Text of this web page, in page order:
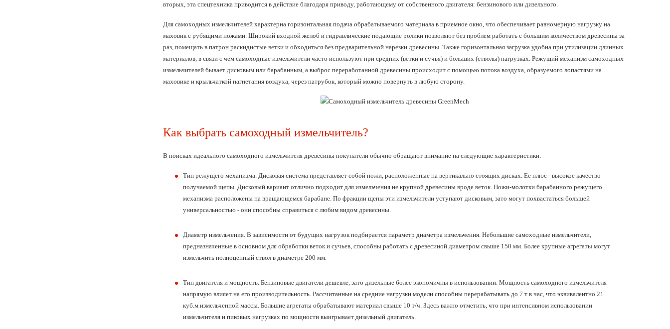
вторых, эта спецтехника приводится в действие благодаря приводу, работающему от собственного двигателя: бензинового или дизельного.
Для самоходных измельчителей характерна горизонтальная подача обрабатываемого материала в приемное окно, что обеспечивает равномерную нагрузку на
маховик с рубящими ножами. Широкий входной желоб и гидравлические подающие ролики позволяют без проблем работать с большим количеством древесины за
раз, помещать в патрон раскидистые ветки и обходиться без предварительной нарезки древесины. Также горизонтальная загрузка удобна при утилизации длинных
материалов, в связи с чем самоходные измельчители часто используют при средних (ветки и сучья) и больших (стволы) нагрузках. Режущий механизм самоходных
измельчителей бывает дисковым или барабанным, а выброс переработанной древесины происходит с помощью потока воздуха, образуемого лопастями на
маховике и крыльчаткой нагнетания воздуха, через патрубок, который можно повернуть в любую сторону.
Как выбрать самоходный измельчитель?
В поисках идеального самоходного измельчителя древесины покупатели обычно обращают внимание на следующие характеристики:
Тип режущего механизма. Дисковая система представляет собой ножи, расположенные на вертикально стоящих дисках. Ее плюс - высокое качество
получаемой щепы. Дисковый вариант отлично подходит для измельчения не крупной древесины вроде веток. Ножи-молотки барабанного режущего
механизма расположены на вращающемся барабане. По фракции щепы эти измельчители уступают дисковым, зато могут похвастаться большей
универсальностью - они способны справиться с любим видом древесины.
Диаметр измельчения. В зависимости от будущих нагрузок подбирается параметр диаметра измельчения. Небольшие самоходные измельчители,
предназначенные в основном для обработки веток и сучьев, способны работать с древесиной диаметром свыше 150 мм. Более крупные агрегаты могут
измельчить полноценный ствол в диаметре 200 мм.
Тип двигателя и мощность. Бензиновые двигатели дешевле, зато дизельные более экономичны в использовании. Мощность самоходного измельчителя
напрямую влияет на его производительность. Рассчитанные на средние нагрузки модели способны перерабатывать до 7 т в час, что эквивалентно 21
куб.м измельченной массы. Большие агрегаты обрабатывают материал свыше 10 т/ч. Здесь важно отметить, что при интенсивном использовании
измельчителя и пиковых нагрузках по мощности выигрывает дизельный двигатель.